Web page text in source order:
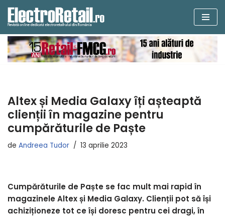
Sari
la
conținut
Altex și Media Galaxy îți așteaptă
clienții în magazine pentru
cumpărăturile de Paște
de Andreea Tudor 13 aprilie 2023
Cumpărăturile de Paște se fac mult mai rapid în
magazinele Altex și Media Galaxy. Clienții pot să își
achiziționeze tot ce își doresc pentru cei dragi, în